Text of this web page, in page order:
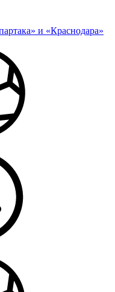
и «Краснодара»